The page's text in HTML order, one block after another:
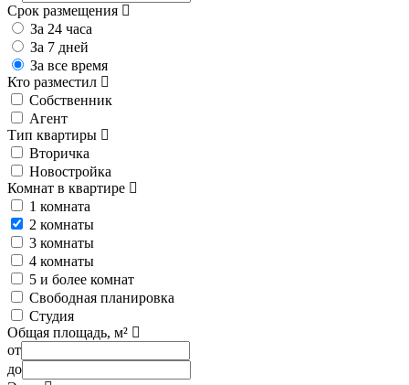
Срок размещения
За 24 часа
За 7 дней
За все время
Кто разместил
Собственник
Агент
Тип квартиры
Вторичка
Новостройка
Комнат в квартире
1 комната
2 комнаты
3 комнаты
4 комнаты
5 и более комнат
Свободная планировка
Студия
Общая площадь, м²
от
до